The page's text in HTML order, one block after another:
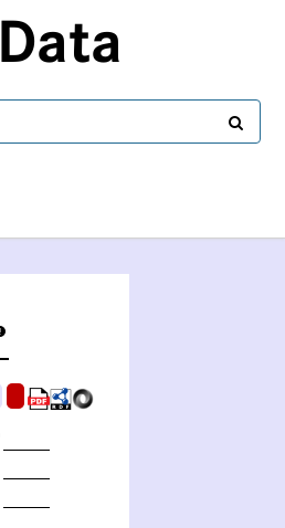
Data